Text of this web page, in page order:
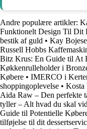
Andre populære artikler:
Funktionelt Design Til Dit
bestik af guld • Kay
Russell Hobbs
Bitz Krus: En Guide til At
Køkkenrulleholder i
Købere • IMERCO i
shoppingoplevelse • Kosta
Aida Raw – Den perfekte
tyller – Alt hvad du skal
Guide til Potentielle
tilføjelse til dit